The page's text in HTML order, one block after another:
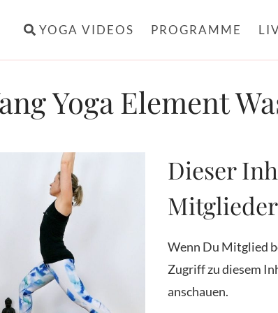
YOGA VIDEOS PROGRAMME
Yoga Element
Dieser
Mitglieder
Wenn Du Mitglied
Zugriff zu diesem
anschauen.